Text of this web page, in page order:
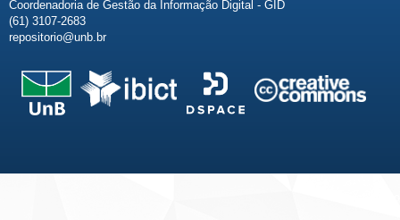
Coordenadoria de Gestão da Informação Digital - GID
(61) 3107-2683
repositorio@unb.br